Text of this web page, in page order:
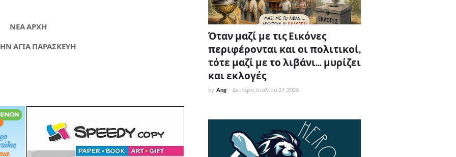
ΝΕΑ ΑΡΧΗ
ΑΓΙΑ ΠΑΡΑΣΚΕΥH
Όταν μαζί με τις Εικόνες
περιφέρονται και οι πολιτικοί,
τότε μαζί με το λιβάνι... μυρίζει
και εκλογές
by Ang - Δευτέρα, Ιουλίου 27, 2026